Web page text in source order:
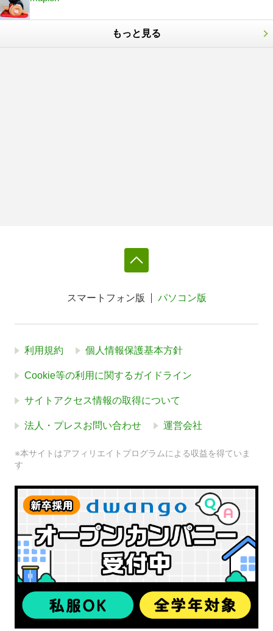
もっと見る
スマートフォン版 パソコン版
利用規約 個人情報保護基本方針
Cookie等の利用に関するガイドライン
サイトアクセス情報の取得について
法人・プレスお問い合わせ 運営会社
※本サイトはアフィリエイトプログラムによる収益を得ていま
す